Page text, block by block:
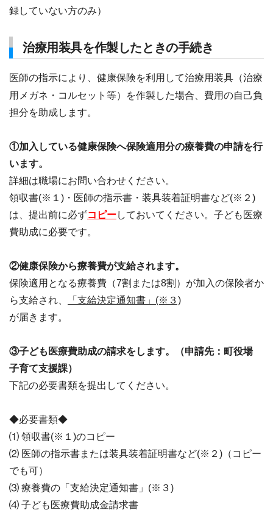
録していない方のみ）
治療用装具を作製したときの手続き
医師の指示により、健康保険を利用して治療用装具（治療
用メガネ・コルセット等）を作製した場合、費用の自己負
担分を助成します。
①加入している健康保険へ保険適用分の療養費の申請を行
います。
詳細は職場にお問い合わせください。
領収書(※１)・医師の指示書・装具装着証明書など(※２)
は、提出前に必ずコピーしておいてください。子ども医療
費助成に必要です。
②健康保険から療養費が支給されます。
保険適用となる療養費（7割または8割）が加入の保険者か
ら支給され、
「支給決定通知書」(※３)
が届きます。
③子ども医療費助成の請求をします。（申請先：町役場
子育て支援課）
下記の必要書類を提出してください。
◆必要書類◆
⑴ 領収書(※１)のコピー
⑵ 医師の指示書または装具装着証明書など(※２)（コピー
でも可）
⑶ 療養費の「支給決定通知書」(※３)
⑷ 子ども医療費助成金請求書